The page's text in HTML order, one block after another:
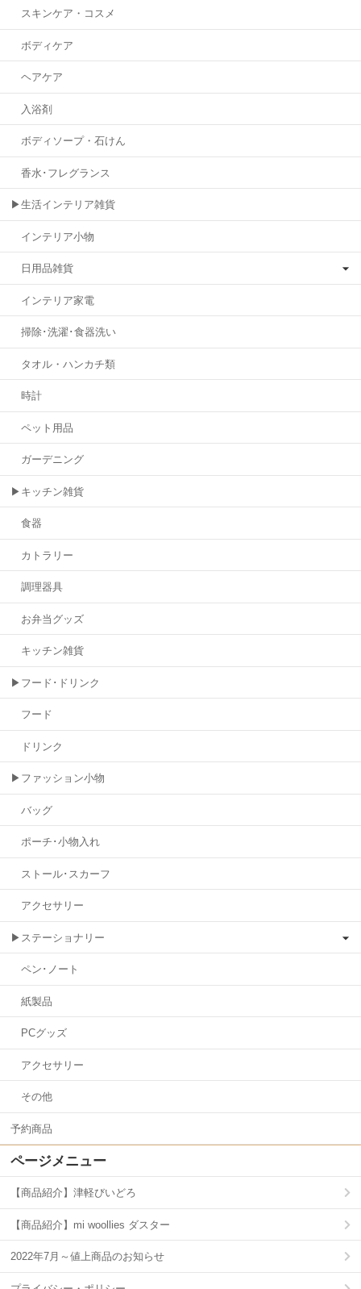
スキンケア・コスメ
ボディケア
ヘアケア
入浴剤
ボディソープ・石けん
香水･フレグランス
▶生活インテリア雑貨
インテリア小物
日用品雑貨
インテリア家電
掃除･洗濯･食器洗い
タオル・ハンカチ類
時計
ペット用品
ガーデニング
▶キッチン雑貨
食器
カトラリー
調理器具
お弁当グッズ
キッチン雑貨
▶フード･ドリンク
フード
ドリンク
▶ファッション小物
バッグ
ポーチ･小物入れ
ストール･スカーフ
アクセサリー
▶ステーショナリー
ペン･ノート
紙製品
PCグッズ
アクセサリー
その他
予約商品
ページメニュー
【商品紹介】津軽びいどろ
【商品紹介】mi woollies ダスター
2022年7月～値上商品のお知らせ